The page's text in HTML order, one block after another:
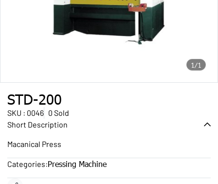
1/1
STD-200
SKU : 0046 0 Sold
Short Description
Macanical Press
Categories:Pressing Machine